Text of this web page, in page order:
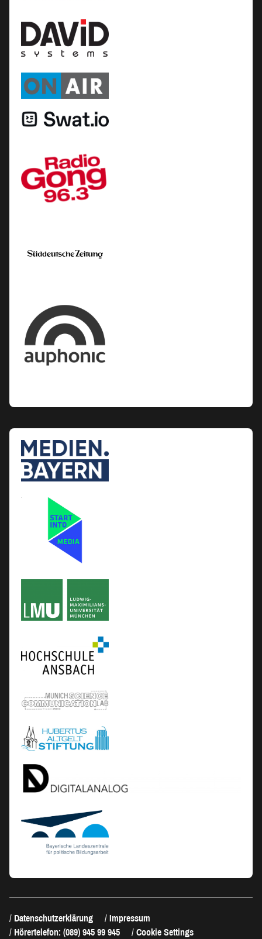
Datenschutzerklärung
Impressum
Hörertelefon: (089) 945 99 945
Cookie Settings